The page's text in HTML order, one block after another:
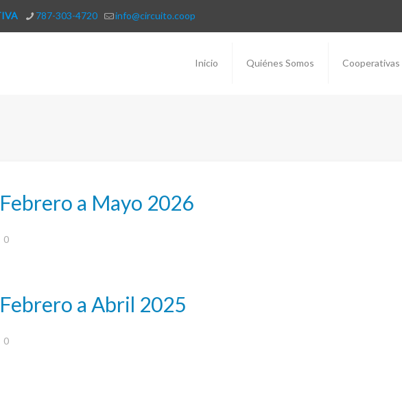
787-303-4720 info@circuito.coop
Inicio Quiénes Somos Cooperativas
a Mayo 2026
0
a Abril 2025
0